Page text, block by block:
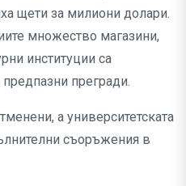
щети за милиони долари.
множество магазини,
институции са
прегради.
а университетската
съоръжения в